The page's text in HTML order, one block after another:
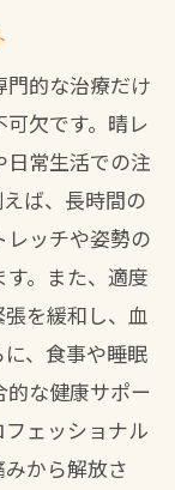
的な治療だけ
欠です。晴レ
常生活での注
ば、長時間の
ッチや姿勢の
。また、適度
を緩和し、血
、食事や睡眠
な健康サポー
ェッショナル
から解放さ